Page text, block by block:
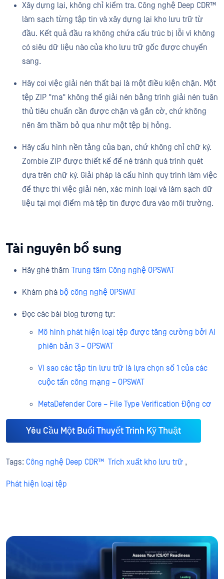
Xây dựng lại, không chỉ kiểm tra. Công nghệ Deep CDR™
làm sạch từng tập tin và xây dựng lại kho lưu trữ từ
đầu. Kết quả đầu ra không chứa cấu trúc bị lỗi vì không
có siêu dữ liệu nào của kho lưu trữ gốc được chuyển
sang.
Hãy coi việc giải nén thất bại là một điều kiện chặn. Một
tệp ZIP "ma" không thể giải nén bằng trình giải nén tuân
thủ tiêu chuẩn cần được chặn và gắn cờ, chứ không
nên âm thầm bỏ qua như một tệp bị hỏng.
Hãy cấu hình nền tảng của bạn, chứ không chỉ chữ ký.
Zombie ZIP được thiết kế để né tránh quá trình quét
dựa trên chữ ký. Giải pháp là cấu hình quy trình làm việc
để thực thi việc giải nén, xác minh loại và làm sạch dữ
liệu tại mọi điểm mà tệp tin được đưa vào môi trường.
Tài nguyên bổ sung
Hãy ghé thăm Trung tâm Công nghệ OPSWAT
Khám phá bộ công nghệ OPSWAT
Đọc các bài blog tương tự:
Mô hình phát hiện loại tệp được tăng cường bởi AI
phiên bản 3 – OPSWAT
Vì sao các tập tin lưu trữ là lựa chọn số 1 của các
cuộc tấn công mạng – OPSWAT
MetaDefender Core – File Type Verification Động cơ
Yêu Cầu Một Buổi Thuyết Trình Kỹ Thuật
Tags: Công nghệ Deep CDR™ Trích xuất kho lưu trữ ,
Phát hiện loại tệp